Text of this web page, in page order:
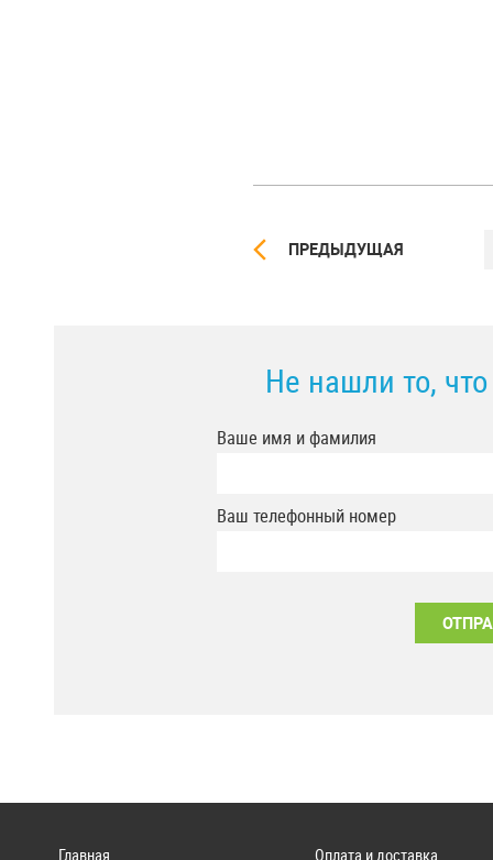
ПРЕДЫДУЩАЯ
Не нашли то,
Ваше имя и фамилия
Ваш телефонный номер
Главная
Оплата и доставка